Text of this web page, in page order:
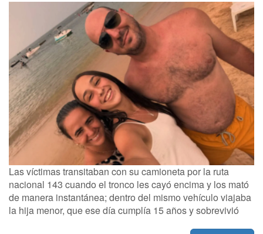
Las víctimas transitaban con su camioneta por la ruta
nacional 143 cuando el tronco les cayó encima y los mató
de manera instantánea; dentro del mismo vehículo viajaba
la hija menor, que ese día cumplía 15 años y sobrevivió